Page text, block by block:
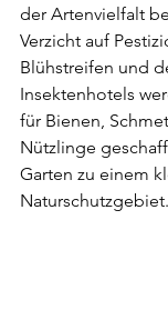
der Artenvielfalt
Verzicht auf
Blühstreifen und
Insektenhotels
für Bienen,
Nützlinge
Garten zu einem
Naturschutzgebiet.